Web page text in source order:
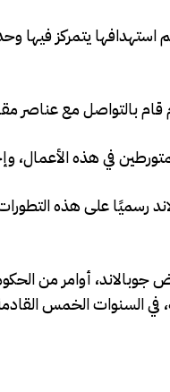
استهدافها يتمركز
قام بالتواصل مع عناصر
في هذه الأعمال،
رسميًا على هذه
أوامر من
في السنوات الخمس